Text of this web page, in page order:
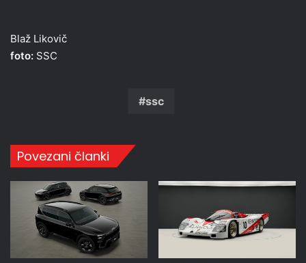
Blaž Likovič
foto: SSC
ssc
Povezani članki